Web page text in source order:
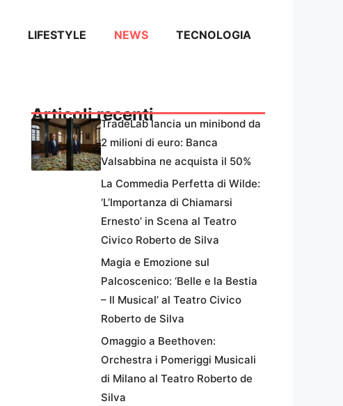
LIFESTYLE NEWS TECNOLOGIA
Articoli recentiTradeLab lancia un minibond da
2 milioni di euro: Banca
Valsabbina ne acquista il 50%
La Commedia Perfetta di Wilde:
‘L’Importanza di Chiamarsi
Ernesto’ in Scena al Teatro
Civico Roberto de Silva
Magia e Emozione sul
Palcoscenico: ‘Belle e la Bestia
– Il Musical’ al Teatro Civico
Roberto de Silva
Omaggio a Beethoven:
Orchestra i Pomeriggi Musicali
di Milano al Teatro Roberto de
Silva